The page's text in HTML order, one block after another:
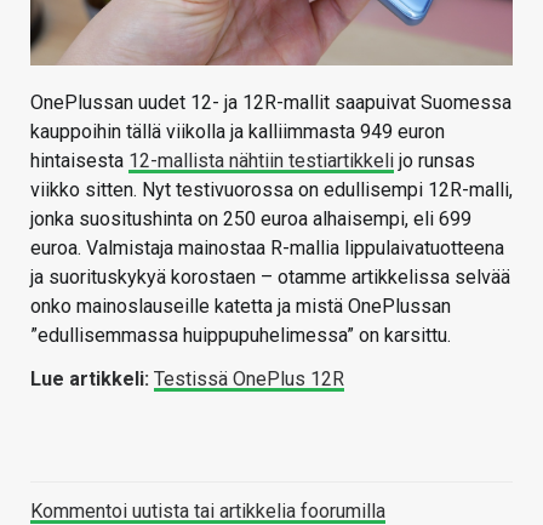
OnePlussan uudet 12- ja 12R-mallit saapuivat Suomessa
kauppoihin tällä viikolla ja kalliimmasta 949 euron
hintaisesta 12-mallista nähtiin testiartikkeli jo runsas
viikko sitten. Nyt testivuorossa on edullisempi 12R-malli,
jonka suositushinta on 250 euroa alhaisempi, eli 699
euroa. Valmistaja mainostaa R-mallia lippulaivatuotteena
ja suorituskykyä korostaen – otamme artikkelissa selvää
onko mainoslauseille katetta ja mistä OnePlussan
”edullisemmassa huippupuhelimessa” on karsittu.
Lue artikkeli: Testissä OnePlus 12R
Kommentoi uutista tai artikkelia foorumilla